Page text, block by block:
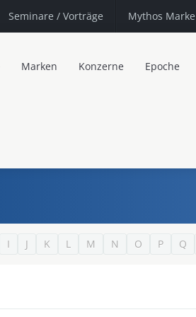
Seminare / Vorträge Mythos Marke
Marken Konzerne Epoche
I J K L M N O P Q